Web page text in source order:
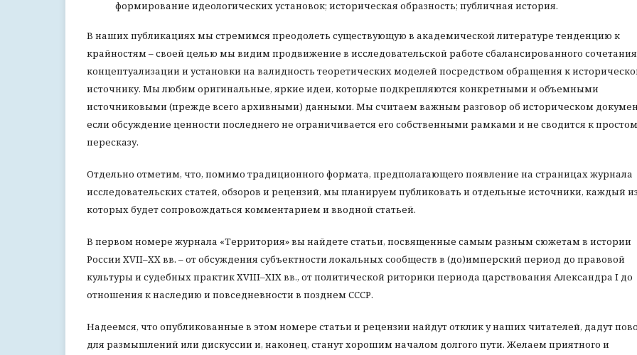
формирование идеологических установок; историческая образность; публичная история.
В наших публикациях мы стремимся преодолеть существующую в академической литературе тенденцию к
крайностям – своей целью мы видим продвижение в исследовательской работе сбалансированного сочетания
концептуализации и установки на валидность теоретических моделей посредством обращения к
источнику. Мы любим оригинальные, яркие идеи, которые подкрепляются конкретными и объемными
источниковыми (прежде всего архивными) данными. Мы считаем важным разговор об историческом
если обсуждение ценности последнего не ограничивается его собственными рамками и не сводится к
пересказу.
Отдельно отметим, что, помимо традиционного формата, предполагающего появление на страницах журнала
исследовательских статей, обзоров и рецензий, мы планируем публиковать и отдельные источники, каждый из
которых будет сопровождаться комментарием и вводной статьей.
В первом номере журнала «Территория» вы найдете статьи, посвященные самым разным сюжетам в истории
России XVII–XX вв. – от обсуждения субъектности локальных сообществ в (до)имперский период до правовой
культуры и судебных практик XVIII–XIX вв., от политической риторики периода царствования Александра I до
отношения к наследию и повседневности в позднем СССР.
Надеемся, что опубликованные в этом номере статьи и рецензии найдут отклик у наших читателей, дадут
для размышлений или дискуссии и, наконец, станут хорошим началом долгого пути. Желаем приятного и